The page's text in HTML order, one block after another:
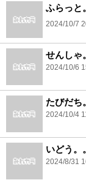
ふらっと
2024/10/7
せんしゃ
2024/10/6
たびだち
2024/10/4
いどう。
2024/8/31